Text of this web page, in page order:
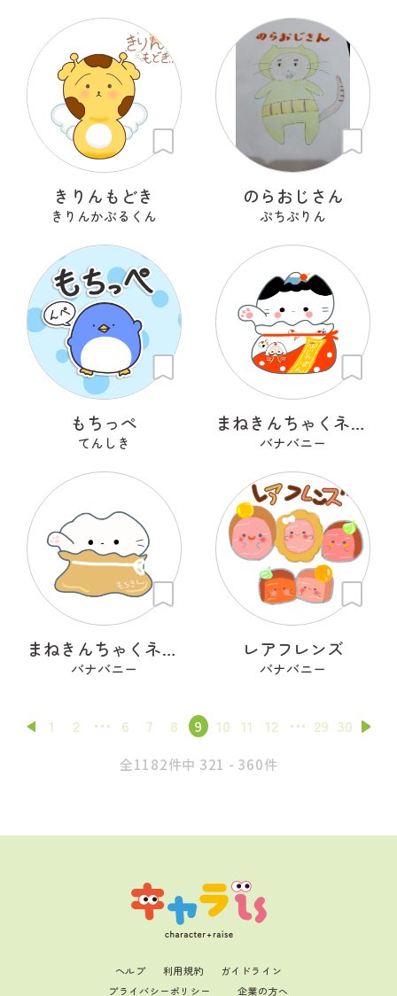
きりんもどき
きりんかぶるくん
のらおじさん
ぷちぷりん
もちっぺ
てんしき
まねきんちゃくネコ（和巾着）
バナバニー
まねきんちゃくネコ（餅巾着）
バナバニー
レアフレンズ
バナバニー
1 2 6 7 8 9 10 11 12 29 30
全1182件中 321 - 360件
ヘルプ 利用規約
ガイドライン
プライバシーポリシー
企業の方へ